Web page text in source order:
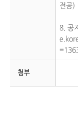
전공)
8. 공
첨부